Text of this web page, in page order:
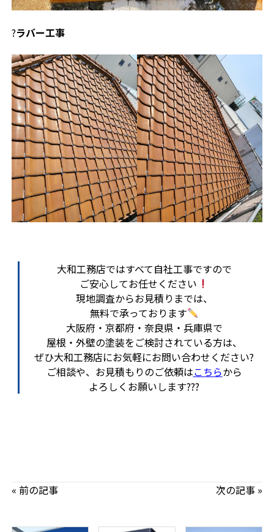
?ラバー工事
大和工務店ではすべて自社工事ですので
ご安心してお任せください
現地調査からお見積りまでは、
無料で承っております
大阪府・京都府・奈良県・兵庫県で
屋根・外壁の塗装をご検討されている方は、
ぜひ大和工務店にお気軽にお問い合わせください?
ご相談や、お見積もりのご依頼はこちらから
よろしくお願いします???
« 前の記事 次の記事 »